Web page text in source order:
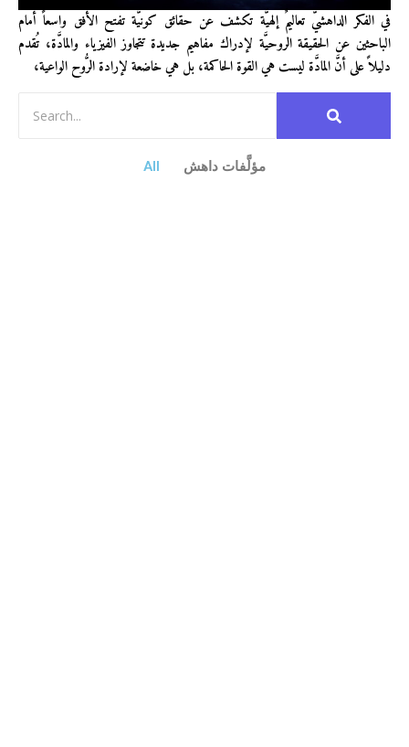
في الفكر الداهشيّ تعاليمٌ إلهيَّة تكشف عن حقائق كونيَّة تفتح الأفق واسعاً أمام
الباحثين عن الحقيقة الروحيَّة لإدراك مفاهيم جديدة تتجاوز الفيزياء والمادَّة، تُقدم
دليلاً على أنَّ المادَّة ليست هي القوة الحاكمة، بل هي خاضعة لإرادة الرُّوح الواعية،
All مؤلَّفات داهش